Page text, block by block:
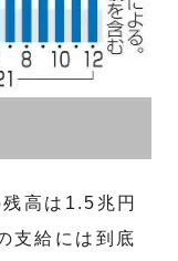
高は1.5兆円
支給には到底